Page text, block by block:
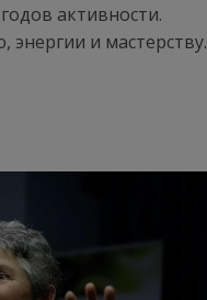
активности.
энергии и